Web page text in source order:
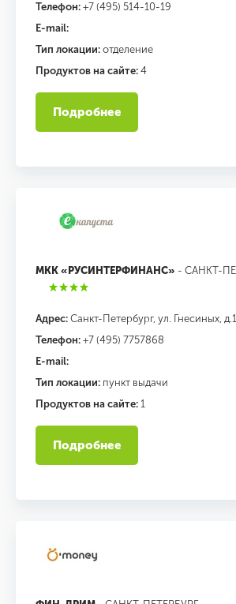
Телефон: +7 (495) 514-10-19
E-mail:
Тип локации: отделение
Продуктов на сайте: 4
Подробнее
МКК «РУСИНТЕРФИНАНС» - САНКТ-
Адрес: Санкт-Петербург, ул. Гнесиных,
Телефон: +7 (495) 7757868
E-mail:
Тип локации: пункт выдачи
Продуктов на сайте: 1
Подробнее